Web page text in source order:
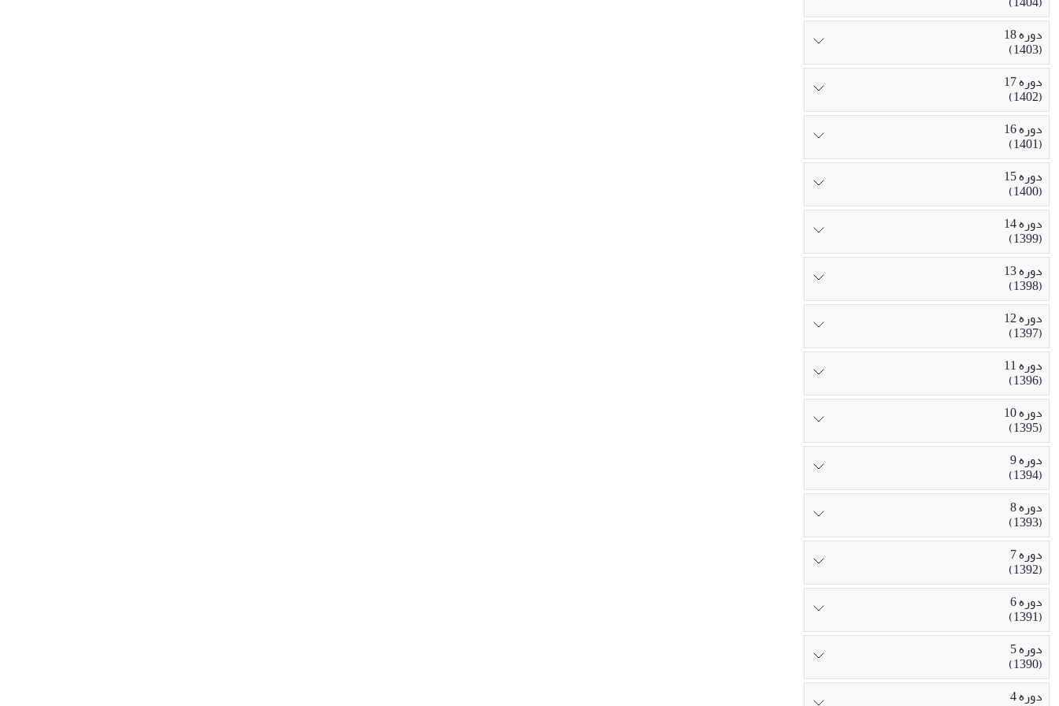
دوره 18
(1403)
دوره 17
(1402)
دوره 16
(1401)
دوره 15
(1400)
دوره 14
(1399)
دوره 13
(1398)
دوره 12
(1397)
دوره 11
(1396)
دوره 10
(1395)
دوره 9
(1394)
دوره 8
(1393)
دوره 7
(1392)
دوره 6
(1391)
دوره 5
(1390)
دوره 4